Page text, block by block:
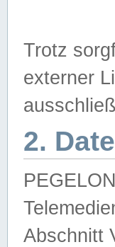
Trotz
externer
2.
Abschnitt